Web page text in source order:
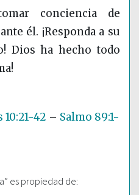
conciencia de
él. ¡Responda a su
Dios ha hecho todo
10:21-42 – Salmo 89:1-
es propiedad de: